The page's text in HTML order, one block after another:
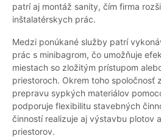
patrí aj montáž sanity, čím firma
inštalatérskych prác.
Medzi ponúkané služby patrí
prác s minibagrom, čo umožňuje
miestach so zložitým prístupom
priestoroch. Okrem toho spoločnosť
prepravu sypkých materiálov
podporuje flexibilitu stavebných
činností realizuje aj výstavbu plotov
priestorov.